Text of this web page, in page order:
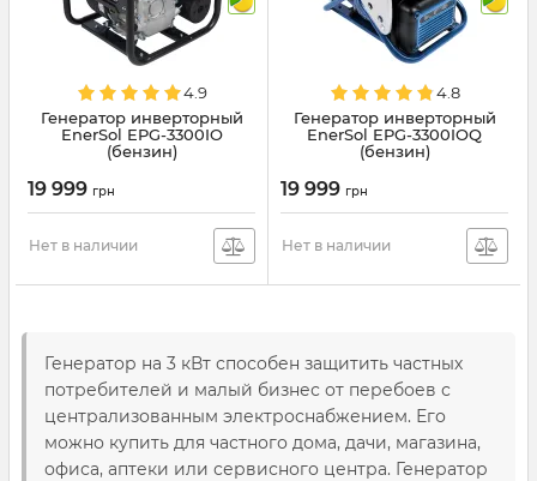
4.9
Генератор инверторный
EnerSol EPG-3300IO
(бензин)
19 999 грн
Нет в наличии
4.8
Генератор инверторный
EnerSol EPG-3300IOQ
(бензин)
19 999 грн
Нет в наличии
Генератор на 3 кВт способен защитить частных
потребителей и малый бизнес от перебоев с
централизованным электроснабжением. Его
можно купить для частного дома, дачи, магазина,
офиса, аптеки или сервисного центра. Генератор